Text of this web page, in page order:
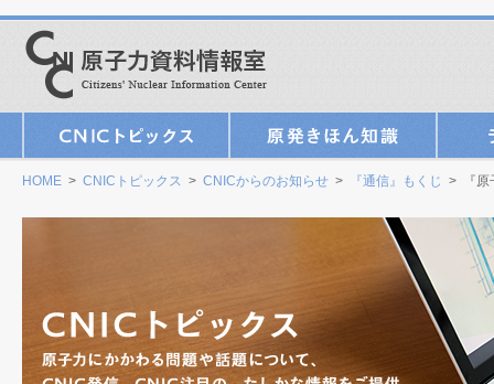
HOME > CNICトピックス > CNICからのお知らせ > 『通信』もくじ > 『原